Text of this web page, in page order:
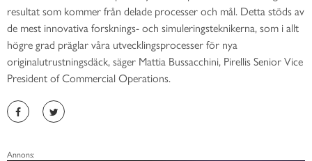
resultat som kommer från delade processer och mål. Detta stöds av
de mest innovativa forsknings- och simuleringsteknikerna, som i allt
högre grad präglar våra utvecklingsprocesser för nya
originalutrustningsdäck, säger Mattia Bussacchini, Pirellis Senior Vice
President of Commercial Operations.
Annons: